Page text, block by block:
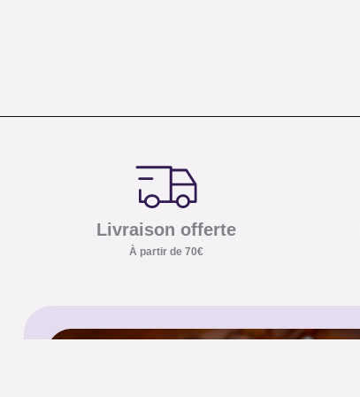
Livraison offerte
À partir de 70€